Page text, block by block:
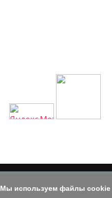
Мы используем файлы cookie
© 2014 - 2026